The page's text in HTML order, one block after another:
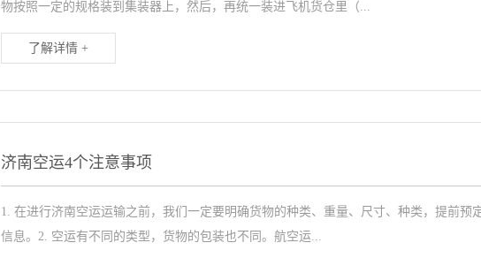
物按照一定的规格装到集装器上，然后，再统一装进飞机货仓里（...
了解详情 +
济南空运4个注意事项
1. 在进行济南空运运输之前，我们一定要明确货物的种类、重量、尺寸、种类，提前预
信息。2. 空运有不同的类型，货物的包装也不同。航空运...